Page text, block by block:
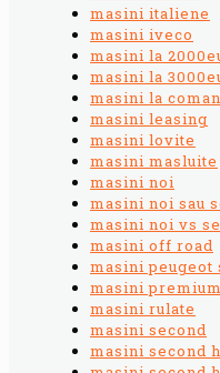
masini italiene
masini iveco
masini la
masini la
masini la
masini leasing
masini lovite
masini masluite
masini noi
masini noi sau
masini noi vs
masini off road
masini peugeot
masini premium
masini rulate
masini second
masini second